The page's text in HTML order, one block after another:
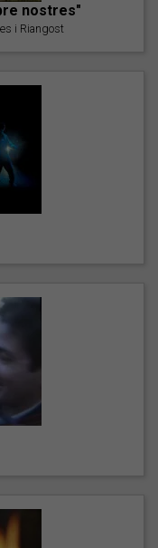
nostres"
i Riangost